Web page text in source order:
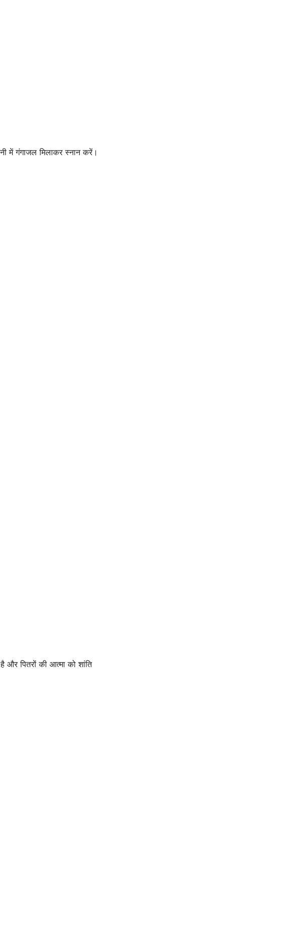
में गंगाजल मिलाकर स्नान करें।
और पितरों की आत्मा को शांति